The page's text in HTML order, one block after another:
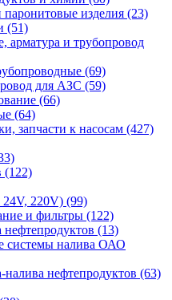
паронитовые изделия (23)
(51)
арматура и трубопровод
(69)
для АЗС (59)
(66)
(64)
запчасти к насосам (427)
(122)
220V) (99)
и фильтры (122)
нефтепродуктов (13)
системы налива ОАО
налива нефтепродуктов (63)